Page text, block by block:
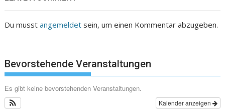
Du musstangemeldet sein, um einen Kommentar abzugeben.
Bevorstehende Veranstaltungen
Es gibt keine bevorstehenden Veranstaltungen.
Kalender anzeigen